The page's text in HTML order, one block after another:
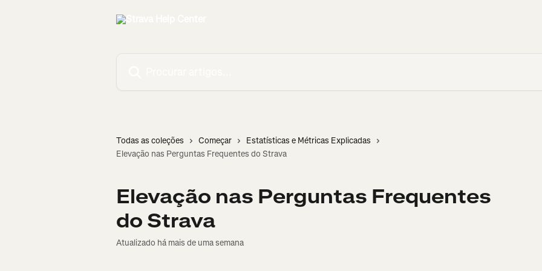
Todas as coleções Começar
Estatísticas e Métricas Explicadas
Elevação nas Perguntas Frequentes do Strava
Elevação nas Perguntas Frequentes
do Strava
Atualizado há mais de uma semana